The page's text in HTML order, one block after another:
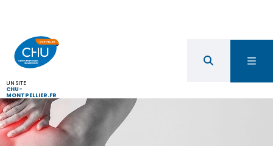
UN SITE
CHU-
MONTPELLIER.FR